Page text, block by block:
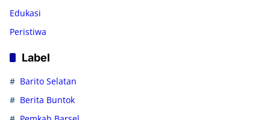
Edukasi
Peristiwa
Label
Barito Selatan
Berita Buntok